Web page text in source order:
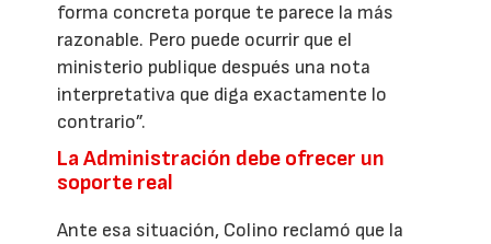
forma concreta porque te parece la más
razonable. Pero puede ocurrir que el
ministerio publique después una nota
interpretativa que diga exactamente lo
contrario”.
La Administración debe ofrecer un
soporte real
Ante esa situación, Colino reclamó que la